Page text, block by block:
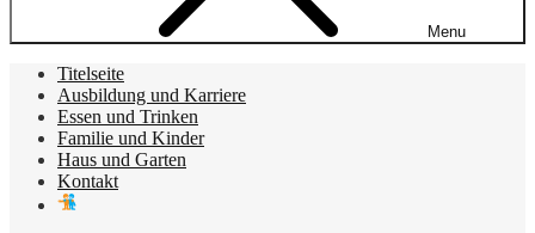
Menu
Titelseite
Ausbildung und Karriere
Essen und Trinken
Familie und Kinder
Haus und Garten
Kontakt